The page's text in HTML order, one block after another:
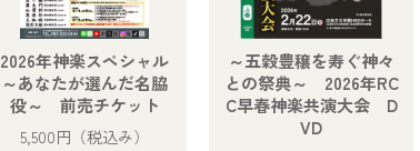
2026年神楽スペシャル
～あなたが選んだ名脇
役～ 前売チケット
5,500円 （税込み）
～五穀豊穣を寿ぐ神々
との祭典～ 2026年RC
C早春神楽共演大会 D
VD